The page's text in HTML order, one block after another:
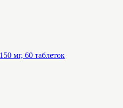
мг, 60 таблеток